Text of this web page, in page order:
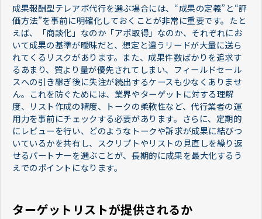
成果報酬型テレアポ代行を選ぶ場合には、“成果の定義”と“評
価方法”を事前に明確化しておくことが非常に重要です。たと
えば、「商談化」なのか「アポ取得」なのか、それぞれにお
いて成果の基準が曖昧だと、想定と違うリードが大量に送ら
れてくるリスクがあります。また、成果件数ばかりを追求す
るあまり、質より量が優先されてしまい、フィールドセール
スへの引き継ぎ後に失注が続出するケースも少なくありませ
ん。これを防ぐためには、業界やターゲットに対する理解
度、リスト作成の精度、トークの柔軟性など、代行業者の運
用力を事前にチェックする必要があります。さらに、定期的
にレビューを行い、どのようなトークや訴求が成果に結びつ
いているかを共有し、スクリプトやリストの見直しを繰り返
せるパートナーを選ぶことが、長期的に成果を最大化するう
えでのポイントになります。
ターゲットリストが提供されるか